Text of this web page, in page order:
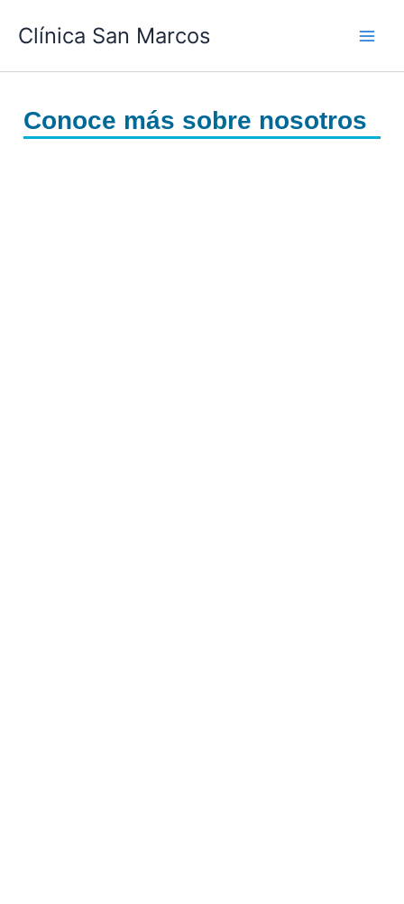
Clínica San Marcos
Conoce más sobre nosotros